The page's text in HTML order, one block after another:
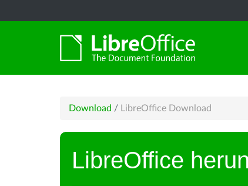
Download / LibreOffice Download
LibreOffice